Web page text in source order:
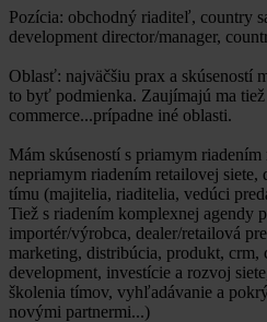
Pozícia: obchodný riaditeľ, country
development director/manager,
Oblasť: najväčšiu prax a skúseností
to byť podmienka. Zaujímajú ma tiež
commerce...prípadne iné oblasti.
Mám skúseností s priamym
nepriamym riadením retailovej siete,
tímu (majitelia, riaditelia, vedúci
Tiež s riadením komplexnej agendy
importér/výrobca, dealer/retailová
marketing, distribúcia, produkt, crm,
development, investície a rozvoj
školenia tímov, vyhľadávanie a
novými partnermi...)